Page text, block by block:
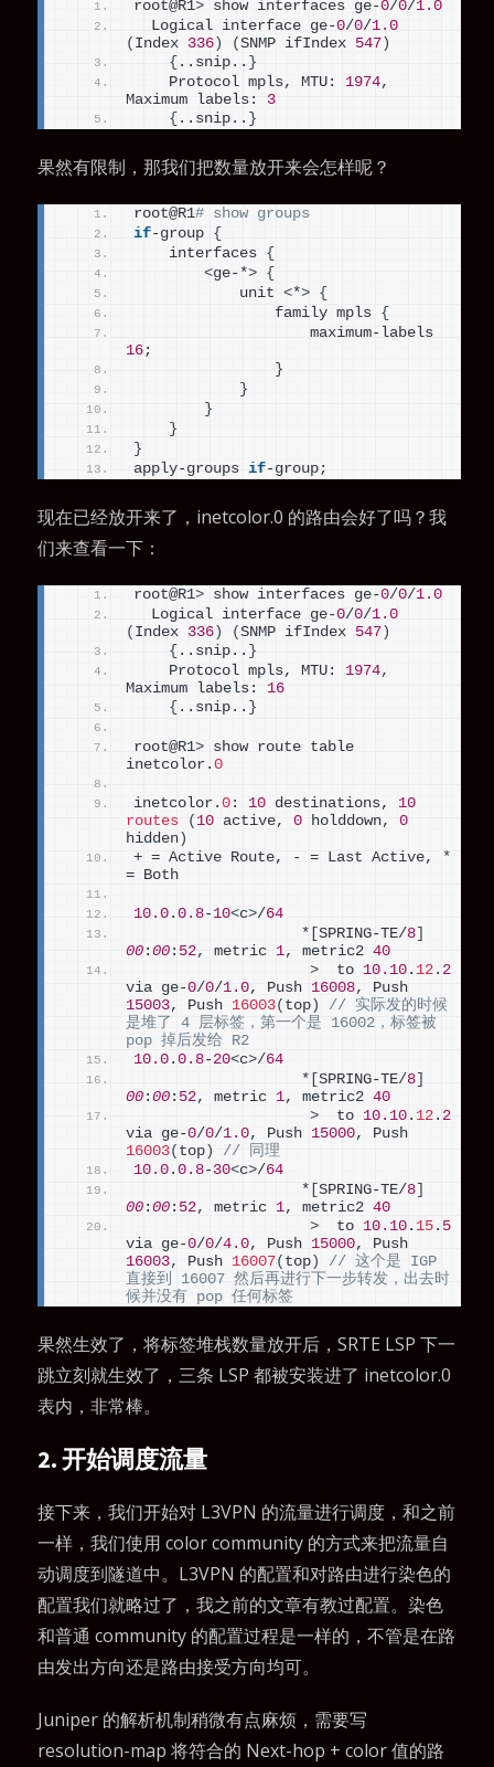
root@R1> show interfaces ge-0/0/1.0
  Logical interface ge-
0/0/1.0
( Index 336 ) (SNMP ifIndex 547 )
{ ..snip.. }
    Protocol mpls, MTU:
1974,
Maximum labels: 3
{ ..snip.. }
果然有限制，那我们把数量放开来会怎样呢？
root@R1# show groups
if-group {
    interfaces
{
<ge-*> {
            unit
<*> {
                family mpls
{
16 ;
}
}
}
}
}
apply-groups if-group;
现在已经放开来了，inetcolor.0 的路由会好了吗？我
们来查看一下：
root@R1> show interfaces ge-0/0/1.0
  Logical interface ge-
0/0/1.0
( Index 336 ) (SNMP ifIndex 547 )
{ ..snip.. }
    Protocol mpls, MTU:
1974,
Maximum labels: 16
{ ..snip.. }
root@R1> show route table
inetcolor.0
inetcolor.0 : 10 destinations, 10
routes
( 10 active, 0 holddown, 0
hidden )
+ = Active Route, - = Last Active, *
= Both
10.0 .0.8-10<c>/64
                   *
[SPRING-TE/8
00 :00 : 52, metric 1, metric2 40
>
  to
10.10 . 12 . 2
via ge-0/0/1.0, Push 16008
15003, Push 16003( top )
// 实际发的时候
是堆了 4 层标签，第一个是 16002，标签被
pop 掉后发给 R2
10.0 .0.8-20<c>/64
                   *
[SPRING-TE/8
00 :00 : 52, metric 1, metric2 40
>
  to
10.10 . 12 . 2
via ge-0/0/1.0, Push 15000
16003( top )
// 同理
10.0 .0.8-30<c>/64
                   *
[SPRING-TE/8
00 :00 : 52, metric 1, metric2 40
>
  to
10.10 . 15 . 5
via ge-0/0/4.0, Push 15000
16003, Push 16007( top )
// 这个是 IGP
直接到 16007 然后再进行下一步转发，出去时
候并没有 pop 任何标签
果然生效了，将标签堆栈数量放开后，SRTE LSP 下一
跳立刻就生效了，三条 LSP 都被安装进了 inetcolor.0
表内，非常棒。
2. 开始调度流量
接下来，我们开始对 L3VPN 的流量进行调度，和之前
一样，我们使用 color community 的方式来把流量自
动调度到隧道中。L3VPN 的配置和对路由进行染色的
配置我们就略过了，我之前的文章有教过配置。染色
和普通 community 的配置过程是一样的，不管是在路
由发出方向还是路由接受方向均可。
Juniper 的解析机制稍微有点麻烦，需要写
resolution-map 将符合的 Next-hop + color 值的路